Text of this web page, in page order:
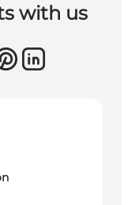
with us